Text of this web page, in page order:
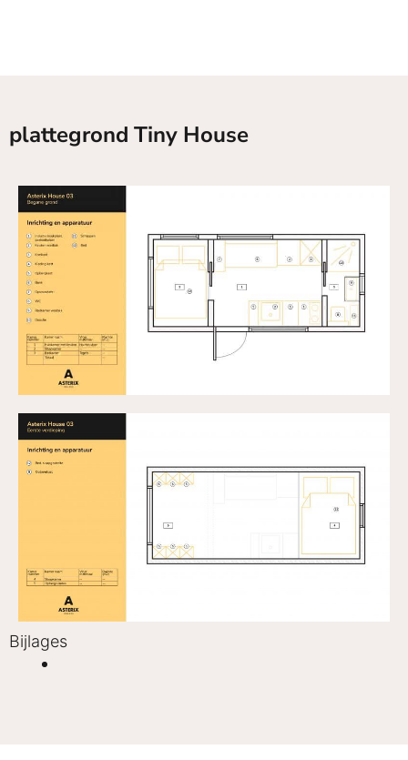
plattegrond Tiny House
Bijlages